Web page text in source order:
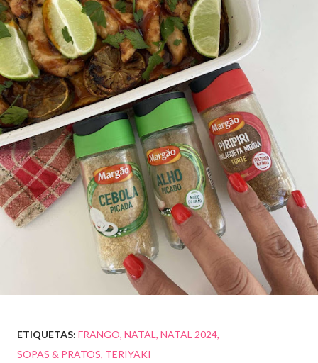
ETIQUETAS: FRANGO NATAL NATAL 2024
SOPAS & PRATOS TERIYAKI